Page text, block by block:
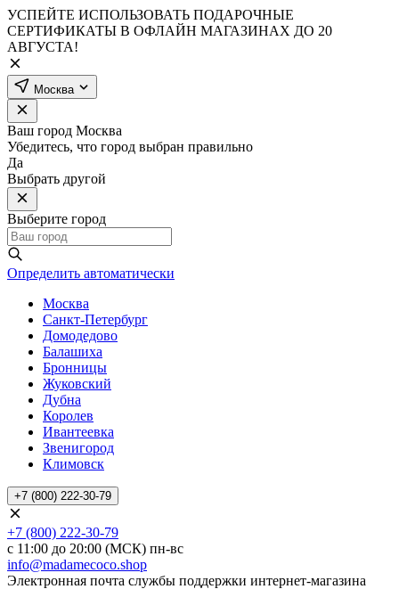
УСПЕЙТЕ ИСПОЛЬЗОВАТЬ ПОДАРОЧНЫЕ
СЕРТИФИКАТЫ В ОФЛАЙН МАГАЗИНАХ ДО 20
АВГУСТА!
Москва
Ваш город Москва
Убедитесь, что город выбран правильно
Да
Выбрать другой
Выберите город
Определить автоматически
Москва
Санкт-Петербург
Домодедово
Балашиха
Бронницы
Жуковский
Дубна
Королев
Ивантеевка
Звенигород
Климовск
+7 (800) 222-30-79
+7 (800) 222-30-79
с 11:00 до 20:00 (МСК) пн-вс
info@madamecoco.shop
Электронная почта службы поддержки интернет-магазина